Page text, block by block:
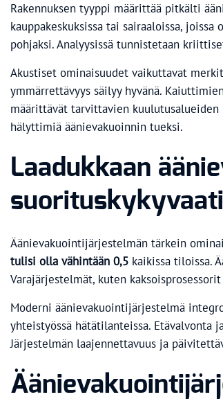
Rakennuksen tyyppi määrittää pitkälti
kauppakeskuksissa tai sairaaloissa,
pohjaksi. Analyysissä tunnistetaan
Akustiset ominaisuudet vaikuttavat
ymmärrettävyys säilyy hyvänä.
määrittävät tarvittavien
hälyttimiä äänievakuoinnin tueksi.
Laadukkaan
Äänievakuointijärjestelmän tärkein
tulisi olla vähintään 0,5 kaikissa tiloissa.
Varajärjestelmät, kuten
Moderni äänievakuointijärjestelmä
yhteistyössä hätätilanteissa.
Järjestelmän laajennettavuus ja